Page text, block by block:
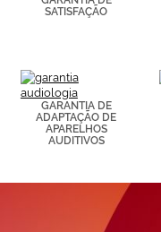
información en
nuestra
SATISFAÇÃO
GARANTIA DE
ADAPTAÇÃO DE
APARELHOS
AUDITIVOS